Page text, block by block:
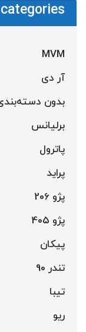
MVM
آر دی
بدون
برلیانس
پاترول
پراید
پژو 206
پژو 405
پیکان
تندر 90
تیبا
ریو